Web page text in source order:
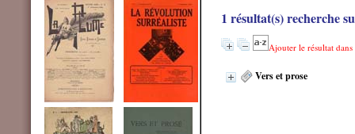
1 résultat(s) recherche
Ajouter le résultat
Vers et prose